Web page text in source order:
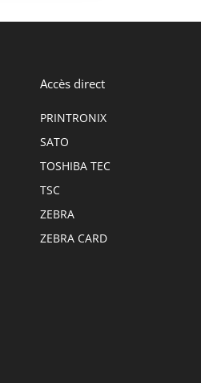
Accès direct
PRINTRONIX
SATO
TOSHIBA TEC
TSC
ZEBRA
ZEBRA CARD